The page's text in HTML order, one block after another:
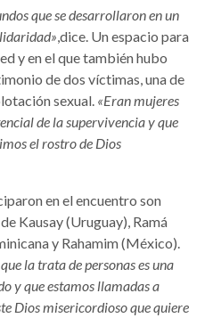
que se desarrollaron en un
,dice. Un espacio para
y en el que también hubo
de dos víctimas, una de
sexual. «Eran mujeres
de la supervivencia y que
el rostro de Dios
en el encuentro son
Kausay (Uruguay), Ramá
y Rahamim (México).
la trata de personas es una
y que estamos llamadas a
Dios misericordioso que quiere